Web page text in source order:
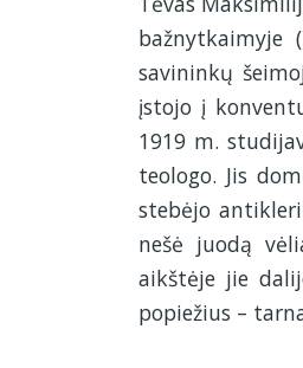
bažnytkaimyje
savininkų
įstojo į
1919 m.
teologo. Jis
stebėjo
nešė juodą
aikštėje jie
popiežius –